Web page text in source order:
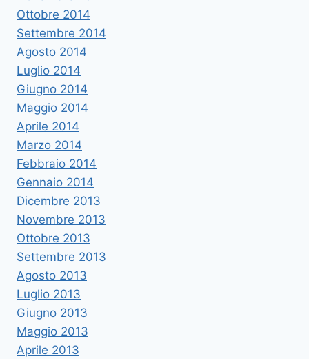
Ottobre 2014
Settembre 2014
Agosto 2014
Luglio 2014
Giugno 2014
Maggio 2014
Aprile 2014
Marzo 2014
Febbraio 2014
Gennaio 2014
Dicembre 2013
Novembre 2013
Ottobre 2013
Settembre 2013
Agosto 2013
Luglio 2013
Giugno 2013
Maggio 2013
Aprile 2013